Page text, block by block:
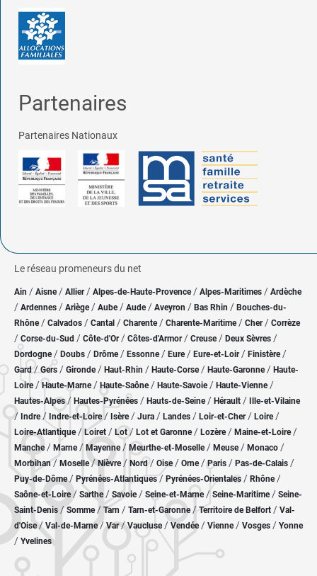
Partenaires
Partenaires Nationaux
Le réseau promeneurs du net
Ain / Aisne/ Allier/ Alpes-de-Haute-Provence / Alpes-Maritimes / Ardèche
/ Ardennes / Ariège/ Aube/ Aude / Aveyron / Bas Rhin / Bouches-du-
Rhône/ Calvados / Cantal / Charente / Charente-Maritime/ Cher / Corrèze
/ Corse-du-Sud / Côte-d'Or / Côtes-d'Armor/ Creuse/ Deux Sèvres /
Dordogne/ Doubs / Drôme/ Essonne / Eure/ Eure-et-Loir / Finistère/
Gard/Gers / Gironde/ Haut-Rhin / Haute-Corse/ Haute-Garonne/ Haute-
Loire/Haute-Marne/ Haute-Saône/ Haute-Savoie/ Haute-Vienne/
Hautes-Alpes/ Hautes-Pyrénées / Hauts-de-Seine/ Hérault / Ille-et-Vilaine
/ Indre/ Indre-et-Loire/ Isère/ Jura / Landes / Loir-et-Cher/ Loire/
Loire-Atlantique/ Loiret / Lot/ Lot et Garonne/ Lozère / Maine-et-Loire/
Manche/ Marne/ Mayenne/ Meurthe-et-Moselle/ Meuse/ Monaco /
Morbihan/ Moselle/ Nièvre / Nord/ Oise / Orne/Paris / Pas-de-Calais /
Puy-de-Dôme/ Pyrénées-Atlantiques / Pyrénées-Orientales / Rhône/
Saône-et-Loire/ Sarthe/ Savoie/ Seine-et-Marne/ Seine-Maritime/ Seine-
Saint-Denis /Somme/ Tarn / Tarn-et-Garonne/Territoire de Belfort / Val-
d'Oise/ Val-de-Marne/Var/Vaucluse/ Vendée/ Vienne/ Vosges / Yonne
/ Yvelines